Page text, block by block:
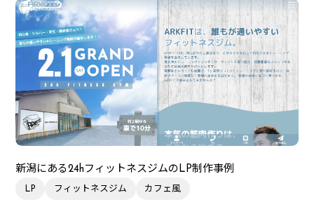
新潟にある24hフィットネスジムのLP制作事例
LP フィットネスジム カフェ風